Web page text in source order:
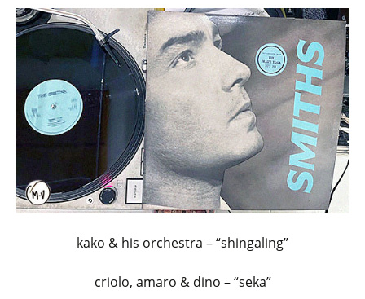
kako & his orchestra – “shingaling”
criolo, amaro & dino – “seka”